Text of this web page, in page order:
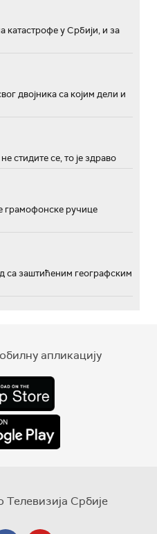
катастрофе у Србији, и за
двојника са којим дели и
стидите се, то је здраво
грамофонске ручице
са заштићеним географским
апликацију
Телевизија Србије